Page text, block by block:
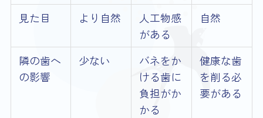
見た目
より自然
人工物感
がある
自然
隣の歯へ
の影響
少ない
バネをか
ける歯に
負担がか
かる
健康な歯
を削る必
要がある